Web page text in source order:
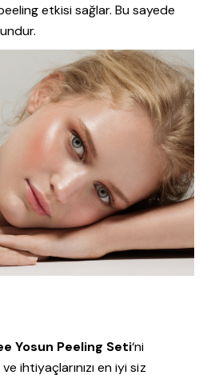
etkisi sağlar. Bu sayede
Yosun Peeling Seti‘ni
ihtiyaçlarınızı en iyi siz